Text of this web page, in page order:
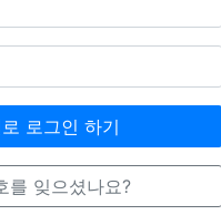
로그인 하기
를 잊으셨나요?